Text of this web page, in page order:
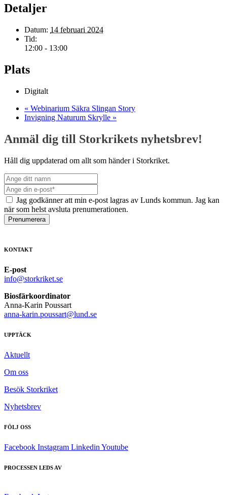
Detaljer
Datum: 14 februari 2024
Tid:
12:00 - 13:00
Plats
Digitalt
« Webinarium Säkra Slingan Story
Invigning Naturum Skrylle »
Anmäl dig till Storkrikets nyhetsbrev!
Håll dig uppdaterad om allt som händer i Storkriket.
Jag godkänner att min e-post lagras av Lunds kommun. Jag kan
när som helst avsluta prenumerationen.
Prenumerera
KONTAKT
E-post
info@storkriket.se
Biosfärkoordinator
Anna-Karin Poussart
anna-karin.poussart@lund.se
UPPTÄCK
Aktuellt
Om oss
Besök Storkriket
Nyhetsbrev
FÖLJ OSS
Facebook Instagram Linkedin Youtube
PROCESSEN LEDS AV